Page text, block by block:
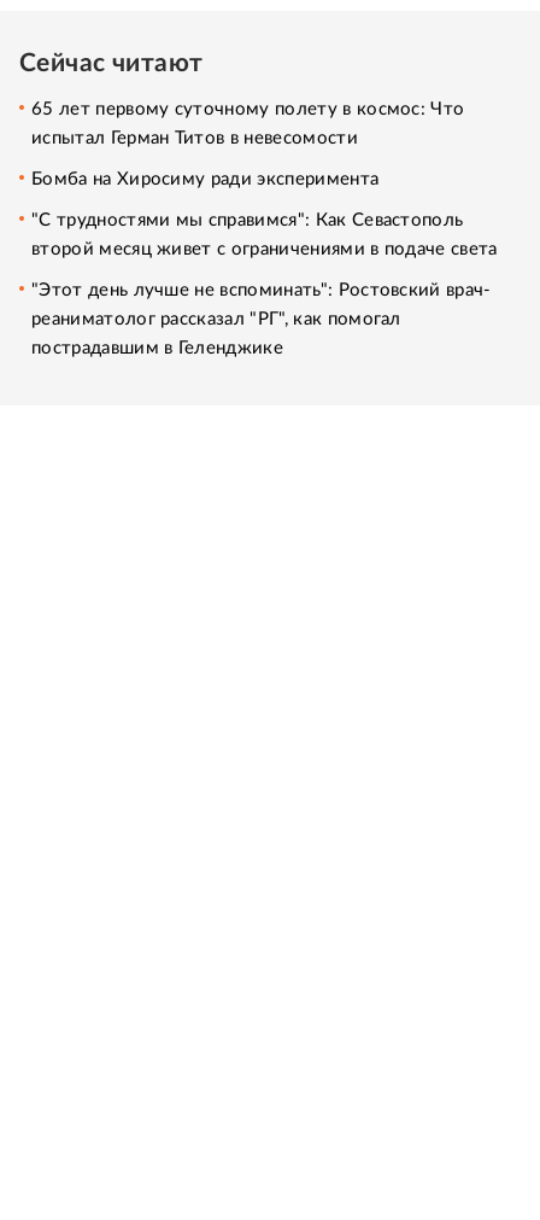
Сейчас читают
65 лет первому суточному полету в космос: Что
испытал Герман Титов в невесомости
Бомба на Хиросиму ради эксперимента
"С трудностями мы справимся": Как Севастополь
второй месяц живет с ограничениями в подаче света
"Этот день лучше не вспоминать": Ростовский врач-
реаниматолог рассказал "РГ", как помогал
пострадавшим в Геленджике